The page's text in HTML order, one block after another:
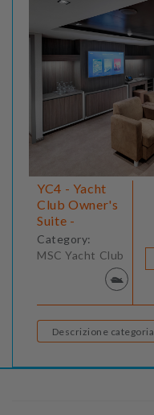
YC4 - Yacht
Club Owner's
Suite -
Category:
MSC Yacht Club
Descrizione categoria